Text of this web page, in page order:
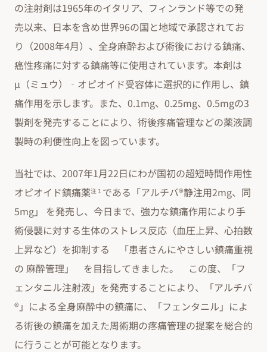
の注射剤は1965年のイタリア、フィンランド等での発
売以来、日本を含め世界96の国と地域で承認されてお
り（2008年4月）、全身麻酔および術後における鎮痛、
癌性疼痛に対する鎮痛等に使用されています。本剤は
μ（ミュウ）‐オピオイド受容体に選択的に作用し、鎮
痛作用を示します。また、0.1mg、0.25mg、0.5mgの3
製剤を発売することにより、術後疼痛管理などの薬液調
製時の利便性向上を図っています。
当社では、2007年1月22日にわが国初の超短時間作用性
オピオイド鎮痛薬注１ である「アルチバ®静注用2mg、同
5mg」 を発売し、今日まで、強力な鎮痛作用により手
術侵襲に対する生体のストレス反応（血圧上昇、心拍数
上昇など）を抑制する 「患者さんにやさしい鎮痛重視
の 麻酔管理」 を目指してきました。 この度、「フ
ェンタニル注射液」を発売することにより、「アルチバ
®」による全身麻酔中の鎮痛に、「フェンタニル」によ
る術後の鎮痛を加えた周術期の疼痛管理の提案を総合的
に行うことが可能となります。